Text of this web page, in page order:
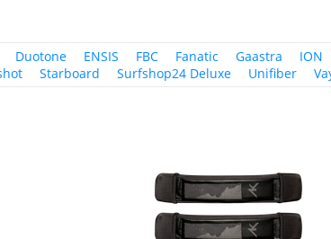
Duotone ENSIS FBC Fanatic Gaastra ION
Starboard Surfshop24 Deluxe Unifiber